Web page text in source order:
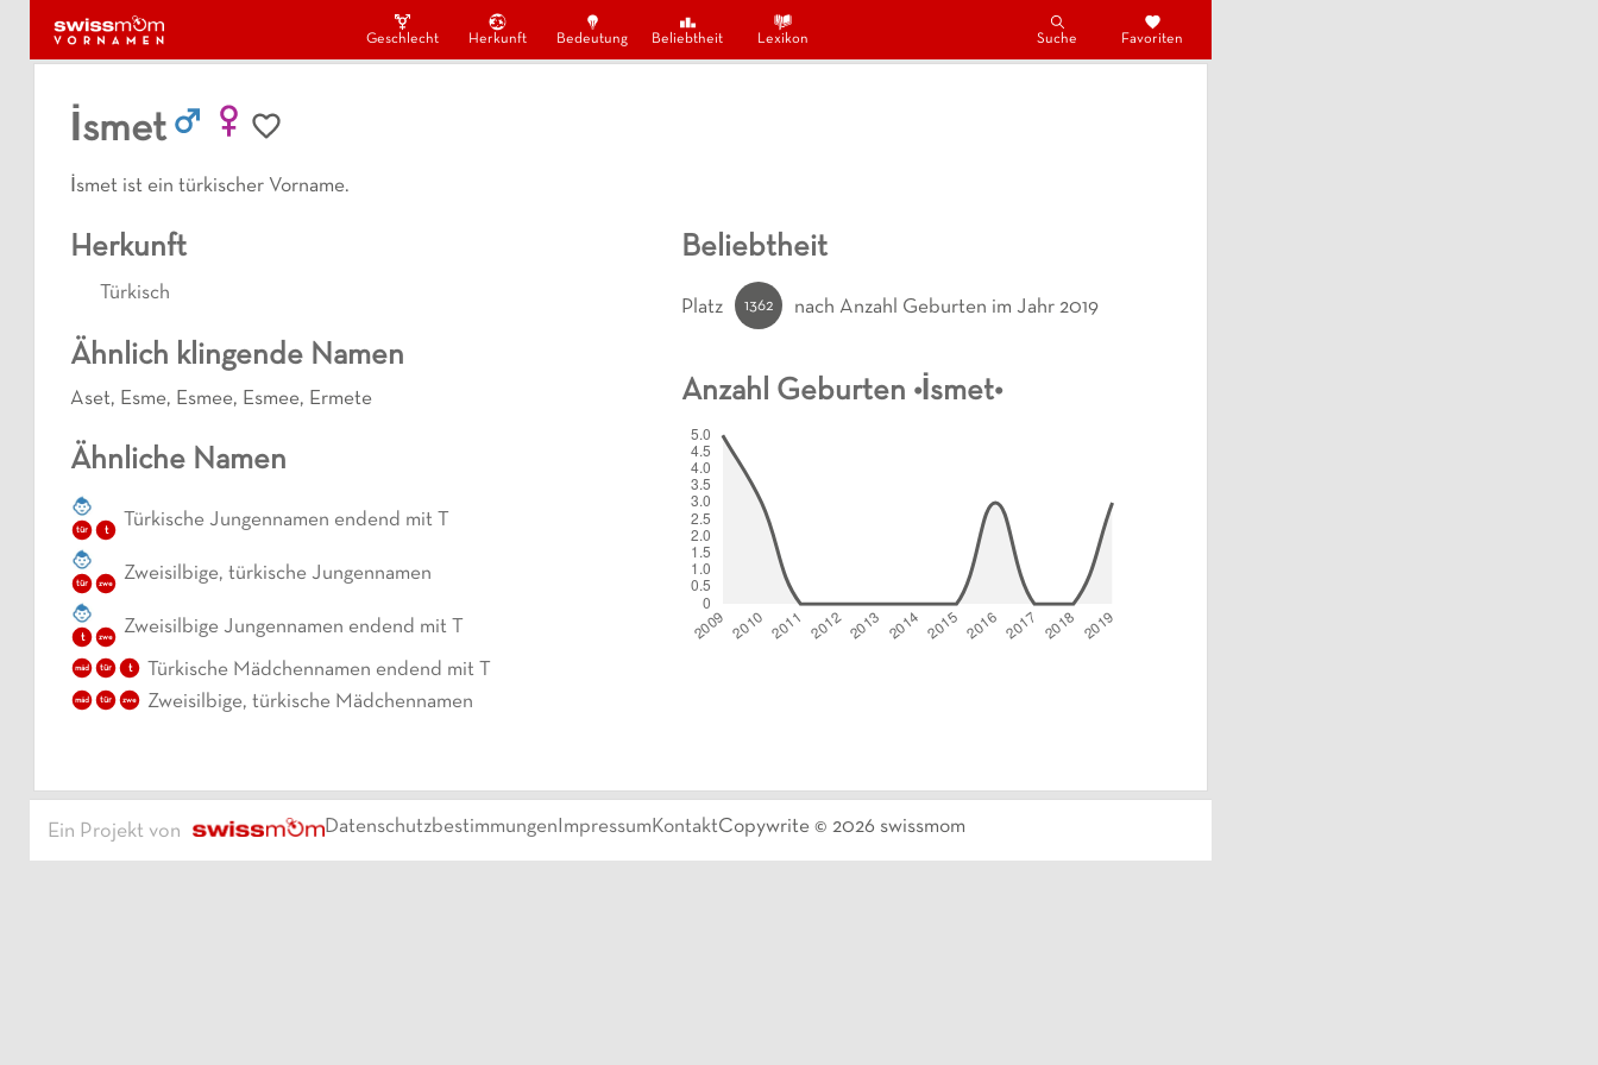
Geschlecht Herkunft Bedeutung Beliebtheit Lexikon Suche Favoriten
İsmet
İsmet ist ein türkischer Vorname.
Herkunft
Türkisch
Ähnlich klingende Namen
Aset, Esme, Esmee, Esmee, Ermete
Ähnliche Namen
tür t Türkische Jungennamen endend mit T
tür zwe Zweisilbige, türkische Jungennamen
t zwe Zweisilbige Jungennamen endend mit T
mäd tür t Türkische Mädchennamen endend mit T
mäd tür zwe Zweisilbige, türkische Mädchennamen
Beliebtheit
Platz 1362 nach Anzahl Geburten im Jahr 2019
Anzahl Geburten •İsmet•
Ein Projekt von DatenschutzbestimmungenImpressumKontaktCopywrite © 2026 swissmom